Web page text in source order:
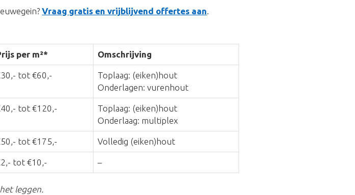
Vraag gratis en vrijblijvend offertes aan.
per m²* Omschrijving
tot €60,-
Toplaag: (eiken)hout
Onderlagen: vurenhout
tot €120,-
Toplaag: (eiken)hout
Onderlaag: multiplex
tot €175,- Volledig (eiken)hout
tot €10,- –
leggen.